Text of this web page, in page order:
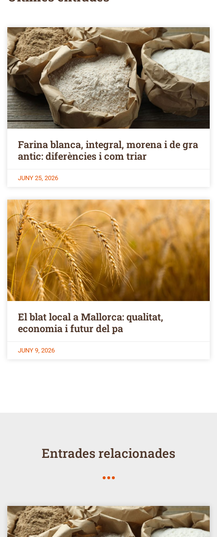
Farina blanca, integral, morena i de gra
antic: diferències i com triar
JUNY 25, 2026
El blat local a Mallorca: qualitat,
economia i futur del pa
JUNY 9, 2026
Entrades relacionades